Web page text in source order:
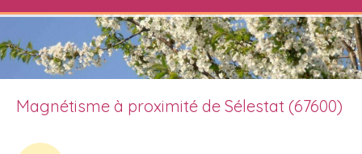
Magnétisme à proximité de Sélestat (67600)